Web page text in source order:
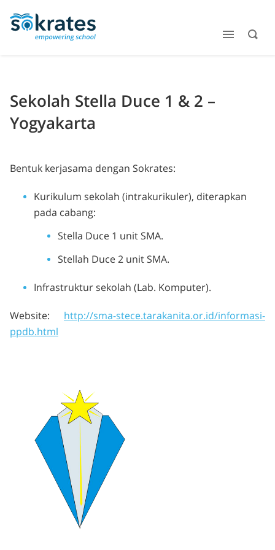
Sekolah Stella Duce 1 & 2 –
Yogyakarta
Bentuk kerjasama dengan Sokrates:
Kurikulum sekolah (intrakurikuler), diterapkan
pada cabang:
Stella Duce 1 unit SMA.
Stellah Duce 2 unit SMA.
Infrastruktur sekolah (Lab. Komputer).
Website: http://sma-stece.tarakanita.or.id/informasi-
ppdb.html